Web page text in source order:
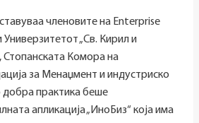
членовите на Enterprise
„Св. Кирил и
Стопанската Комора на
за Менаџмент и индустриско
практика беше
апликација „ИноБиз“ која има